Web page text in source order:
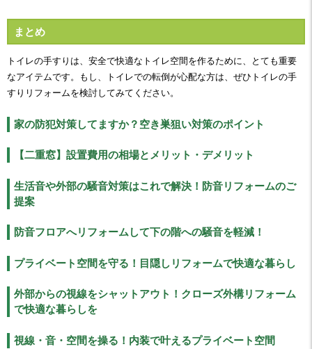
まとめ
トイレの手すりは、安全で快適なトイレ空間を作るために、とても重要
なアイテムです。もし、トイレでの転倒が心配な方は、ぜひトイレの手
すりリフォームを検討してみてください。
家の防犯対策してますか？空き巣狙い対策のポイント
【二重窓】設置費用の相場とメリット・デメリット
生活音や外部の騒音対策はこれで解決！防音リフォームのご
提案
防音フロアへリフォームして下の階への騒音を軽減！
プライベート空間を守る！目隠しリフォームで快適な暮らし
外部からの視線をシャットアウト！クローズ外構リフォーム
で快適な暮らしを
視線・音・空間を操る！内装で叶えるプライベート空間